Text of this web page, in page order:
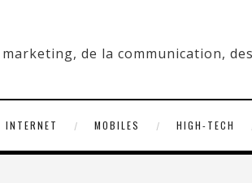
INTERNET MOBILES HIGH-TECH